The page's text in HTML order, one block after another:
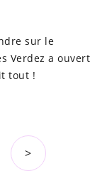
sur le
Verdez a ouvert
tout !
>